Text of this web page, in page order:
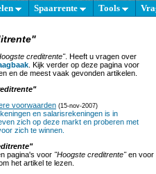
Spaarrente Tools
creditrente". Heeft u vragen over
. Kijk verder op deze pagina voor
en de meest vaak gevonden artikelen.
voorwaarden (15-nov-2007)
en salarisrekeningen is in
zich op deze markt en proberen met
zich te winnen.
pagina's voor "Hoogste creditrente"en voor
het artikel te lezen.